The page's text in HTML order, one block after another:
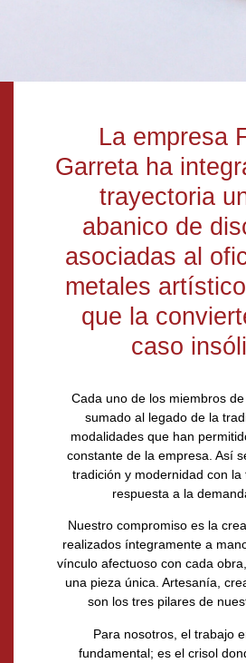
Filosofía
La empresa
Garreta ha
trayectoria
abanico de
asociadas al
metales
que la
caso
Cada uno de los miembros
sumado al legado de la
modalidades que han
constante de la empresa. Así
tradición y modernidad con la
respuesta a la
Nuestro compromiso es la
realizados íntegramente a
vínculo afectuoso con cada
una pieza única. Artesanía,
son los tres pilares de
Para nosotros, el trabajo
fundamental; es el crisol